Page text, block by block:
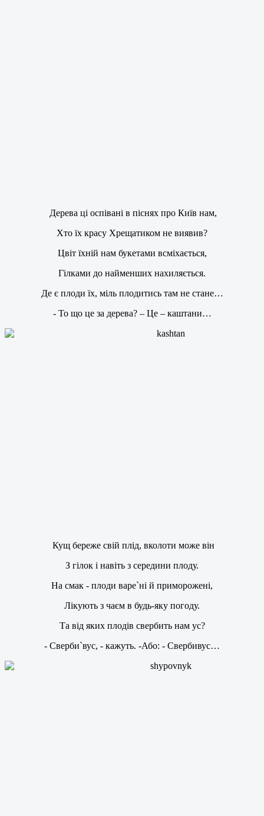
Дерева ці оспівані в піснях про Київ нам,
Хто їх красу Хрещатиком не виявив?
Цвіт їхній нам букетами всміхається,
Гілками до найменших нахиляється.
Де є плоди їх, міль плодитись там не стане…
- То що це за дерева? – Це – каштани…
Кущ береже свій плід, вколоти може він
З гілок і навіть з середини плоду.
На смак - плоди варе`ні й приморожені,
Лікують з чаєм в будь-яку погоду.
Та від яких плодів свербить нам ус?
- Сверби`вус, - кажуть. -Або: - Свербивус…